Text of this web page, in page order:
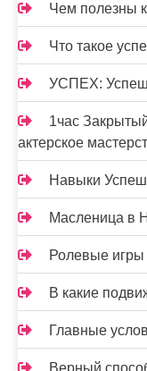
Чем полезны
Что такое
УСПЕХ:
1час
актерское
Навыки
Масленица в
Ролевые игры
В какие
Главные